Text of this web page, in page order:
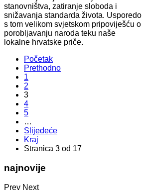
stanovništva, zatiranje sloboda i
snižavanja standarda života. Usporedo
s tom velikom svjetskom pripoviješću o
porobljavanju naroda teku naše
lokalne hrvatske priče.
Početak
Prethodno
1
2
3
4
5
…
Slijedeće
Kraj
Stranica 3 od 17
najnovije
Prev Next